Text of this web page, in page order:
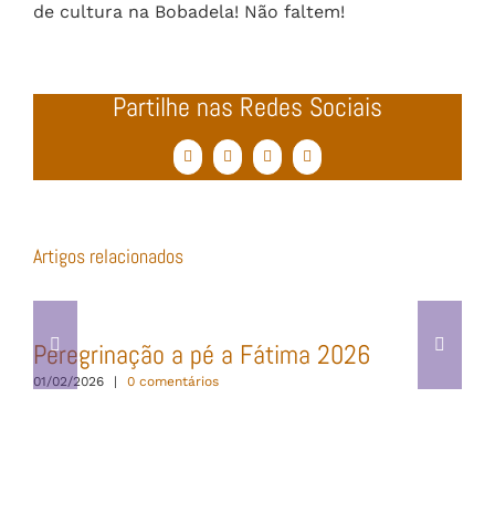
de cultura na Bobadela! Não faltem!
Partilhe nas Redes Sociais
FacebookTwitterWhatsApp
Email
(necessário
Artigos relacionados
Peregrinação a pé a Fátima 2026
01/02/2026 | 0 comentários